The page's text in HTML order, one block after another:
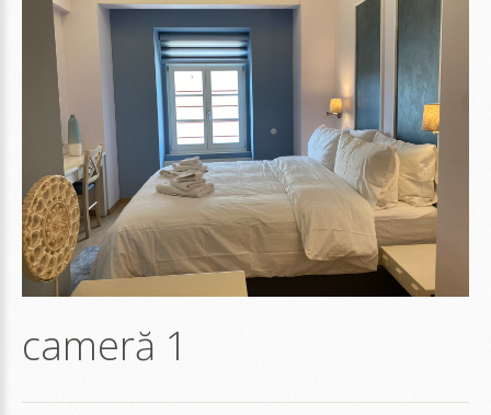
cameră 1